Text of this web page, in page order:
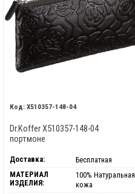
X510357-148-04
Dr.Koffer X510357-148-04
портмоне
Доставка:
Бесплатная
МАТЕРИАЛ
ИЗДЕЛИЯ:
100% Натуральная
кожа